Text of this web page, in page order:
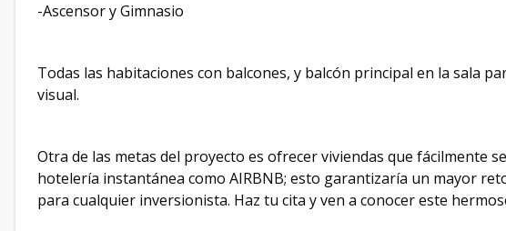
-Ascensor y Gimnasio
Todas las habitaciones con balcones, y balcón principal en la sala
visual.
Otra de las metas del proyecto es ofrecer viviendas que fácilmente
hotelería instantánea como AIRBNB; esto garantizaría un mayor
para cualquier inversionista. Haz tu cita y ven a conocer este